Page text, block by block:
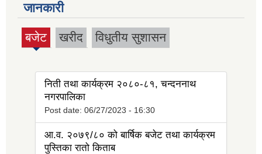
जानकारी
बजेट
(active
खरीद विधुतीय सुशासन
निती तथा कार्यक्रम २०८०-८१, चन्दननाथ
नगरपालिका
Post date: 06/27/2023 - 16:30
आ.व. २०७९/८० को बार्षिक बजेट तथा कार्यक्रम
पुस्तिका रातो किताब